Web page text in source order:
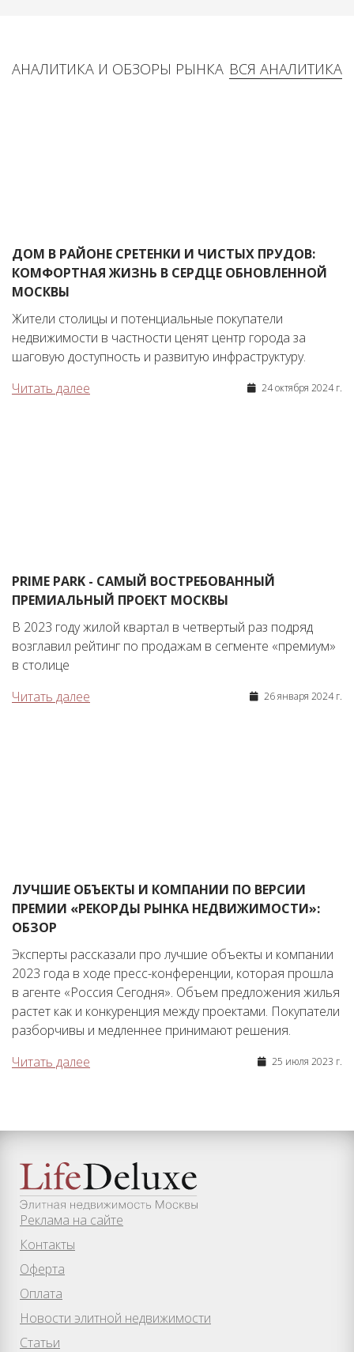
ВСЯ АНАЛИТИКА
АНАЛИТИКА И ОБЗОРЫ РЫНКА
ДОМ В РАЙОНЕ СРЕТЕНКИ И ЧИСТЫХ ПРУДОВ:
КОМФОРТНАЯ ЖИЗНЬ В СЕРДЦЕ ОБНОВЛЕННОЙ
МОСКВЫ
Жители столицы и потенциальные покупатели
недвижимости в частности ценят центр города за
шаговую доступность и развитую инфраструктуру.
Читать далее
24 октября 2024 г.
PRIME PARK - САМЫЙ ВОСТРЕБОВАННЫЙ
ПРЕМИАЛЬНЫЙ ПРОЕКТ МОСКВЫ
В 2023 году жилой квартал в четвертый раз подряд
возглавил рейтинг по продажам в сегменте «премиум»
в столице
Читать далее
26 января 2024 г.
ЛУЧШИЕ ОБЪЕКТЫ И КОМПАНИИ ПО ВЕРСИИ
ПРЕМИИ «РЕКОРДЫ РЫНКА НЕДВИЖИМОСТИ»:
ОБЗОР
Эксперты рассказали про лучшие объекты и компании
2023 года в ходе пресс-конференции, которая прошла
в агенте «Россия Сегодня». Объем предложения жилья
растет как и конкуренция между проектами. Покупатели
разборчивы и медленнее принимают решения.
Читать далее
25 июля 2023 г.
Реклама на сайте
Контакты
Оферта
Оплата
Новости элитной недвижимости
Статьи